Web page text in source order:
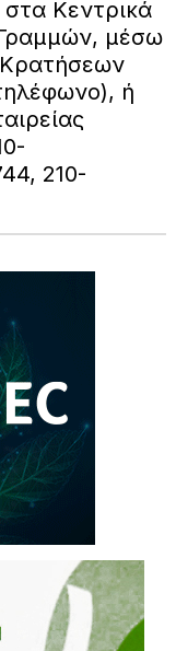
στα Κεντρικά
μέσω
ή
210-